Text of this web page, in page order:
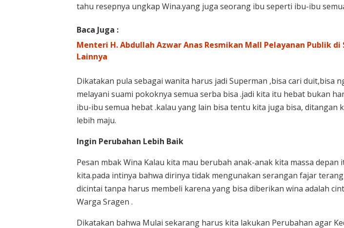
tahu resepnya ungkap Wina.yang juga seorang ibu seperti ibu-ibu
Baca Juga :
Menteri H. Abdullah Azwar Anas Resmikan Mall Pelayanan Publik di
Lainnya
Dikatakan pula sebagai wanita harus jadi Superman ,bisa cari duit,bisa
melayani suami pokoknya semua serba bisa .jadi kita itu hebat bukan
ibu-ibu semua hebat .kalau yang lain bisa tentu kita juga bisa, ditangan
lebih maju.
Ingin Perubahan Lebih Baik
Pesan mbak Wina Kalau kita mau berubah anak-anak kita massa depan
kita.pada intinya bahwa dirinya tidak mengunakan serangan fajar
dicintai tanpa harus membeli karena yang bisa diberikan wina adalah
Warga Sragen .
Dikatakan bahwa Mulai sekarang harus kita lakukan Perubahan agar